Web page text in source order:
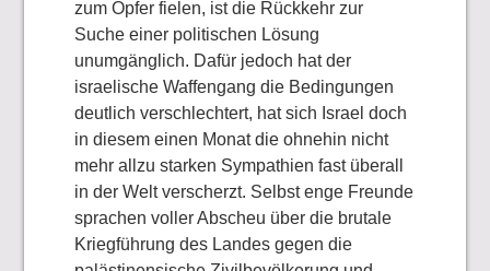
zum Opfer fielen, ist die Rückkehr zur
Suche einer politischen Lösung
unumgänglich. Dafür jedoch hat der
israelische Waffengang die Bedingungen
deutlich verschlechtert, hat sich Israel doch
in diesem einen Monat die ohnehin nicht
mehr allzu starken Sympathien fast überall
in der Welt verscherzt. Selbst enge Freunde
sprachen voller Abscheu über die brutale
Kriegführung des Landes gegen die